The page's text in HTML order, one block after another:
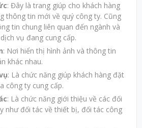
: Đây là trang giúp cho khách hàng
thông tin mới về quý công ty. Cũng
tin chung liên quan đến ngành và
vụ đang cung cấp.
: Nơi hiển thị hình ảnh và thông tin
khác nhau.
: Là chức năng giúp khách hàng đặt
công ty cung cấp.
: Là chức năng giới thiệu về các đối
như đối tác về thiết bị, đối tác công